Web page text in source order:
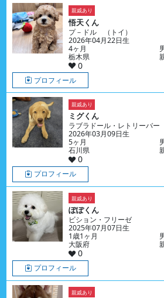
親戚あり
悟天くん
プ－ドル （トイ）
2026年04月22日生
4ヶ月
栃木県
0
プロフィール
親戚あり
ミグくん
ラブラドール・レトリーバー
2026年03月09日生
5ヶ月
石川県
0
プロフィール
親戚あり
ぽぽくん
ビション・フリーゼ
2025年07月07日生
1歳1ヶ月
大阪府
0
プロフィール
親戚あり